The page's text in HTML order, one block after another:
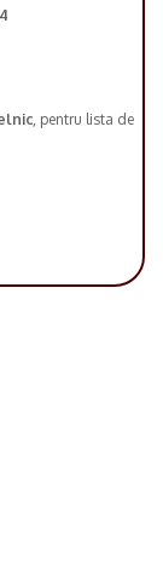
, pentru lista de